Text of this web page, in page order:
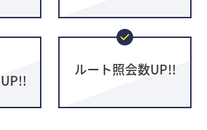
ルート照会数UP!!